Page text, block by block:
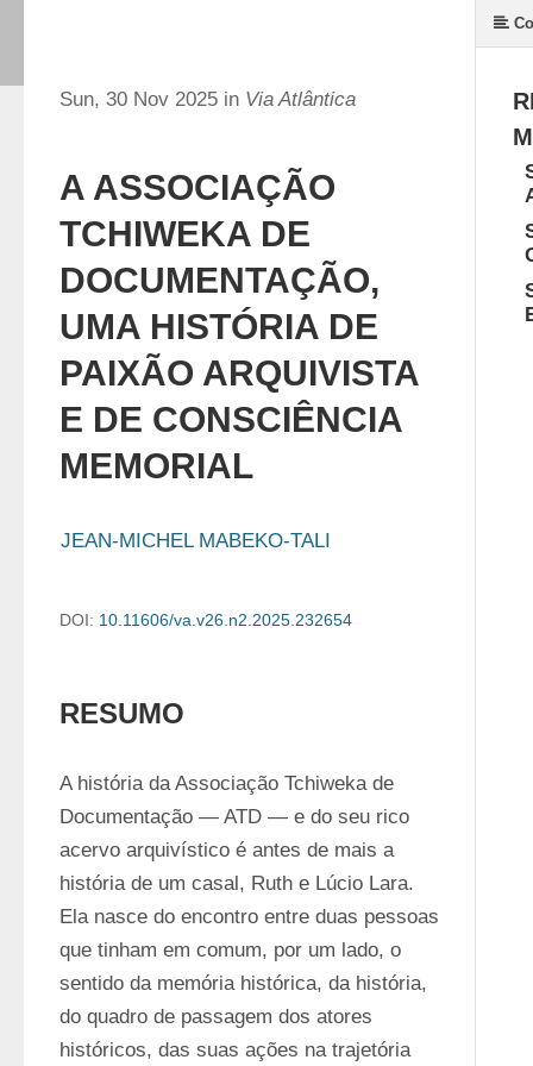
Sun, 30 Nov 2025 in Via Atlântica
A ASSOCIAÇÃO
TCHIWEKA DE
DOCUMENTAÇÃO,
UMA HISTÓRIA DE
PAIXÃO ARQUIVISTA
E DE CONSCIÊNCIA
MEMORIAL
JEAN-MICHEL MABEKO-TALI
DOI: 10.11606/va.v26.n2.2025.232654
RESUMO
A história da Associação Tchiweka de
Documentação — ATD — e do seu rico
acervo arquivístico é antes de mais a
história de um casal, Ruth e Lúcio Lara.
Ela nasce do encontro entre duas pessoas
que tinham em comum, por um lado, o
sentido da memória histórica, da história,
do quadro de passagem dos atores
históricos, das suas ações na trajetória